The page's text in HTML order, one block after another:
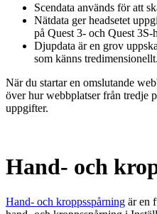
Scendata används för att
Nätdata ger headsetet
på Quest 3- och Quest 3S-
Djupdata är en grov
som känns
När du startar en omslutande
över hur webbplatser från tredje
uppgifter.
Hand- och
Hand- och kroppsspårning är en